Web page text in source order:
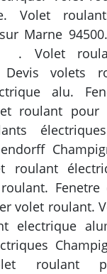
Volet
Marne
Volet
Devis volets
alu.
roulant pour
roulant
Fenetre
volet roulant.
electrique
roulant